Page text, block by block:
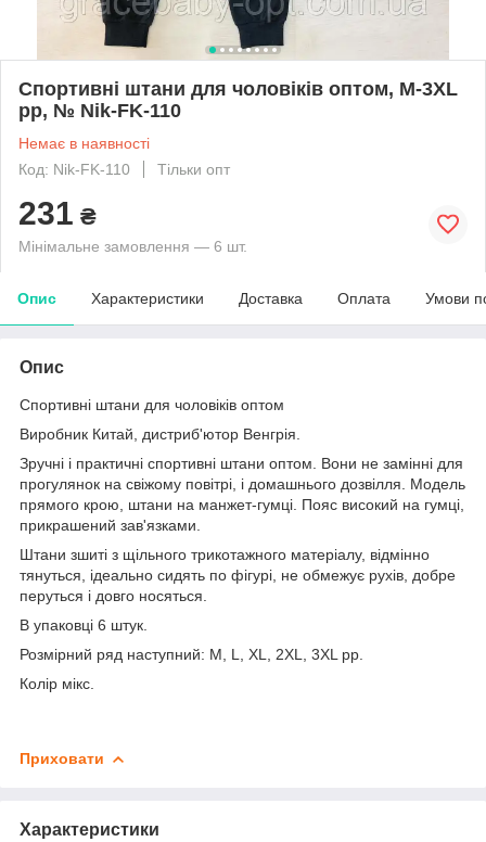
Спортивні штани для чоловіків оптом, M-3XL
рр, № Nik-FK-110
Немає в наявності
Код: Nik-FK-110
Тільки опт
231 ₴
Мінімальне замовлення — 6 шт.
Опис Характеристики Доставка Оплата Умови
Опис
Спортивні штани для чоловіків оптом
Виробник Китай, дистриб'ютор Венгрія.
Зручні і практичні спортивні штани оптом. Вони не замінні для
прогулянок на свіжому повітрі, і домашнього дозвілля. Модель
прямого крою, штани на манжет-гумці. Пояс високий на гумці,
прикрашений зав'язками.
Штани зшиті з щільного трикотажного матеріалу, відмінно
тянуться, ідеально сидять по фігурі, не обмежує рухів, добре
перуться і довго носяться.
В упаковці 6 штук.
Розмірний ряд наступний: M, L, XL, 2XL, 3XL pp.
Колір мікс.
Приховати
Характеристики